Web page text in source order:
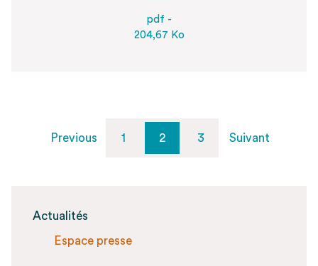
pdf -
204,67 Ko
Previous 1 2 3 Suivant
Actualités
Espace presse